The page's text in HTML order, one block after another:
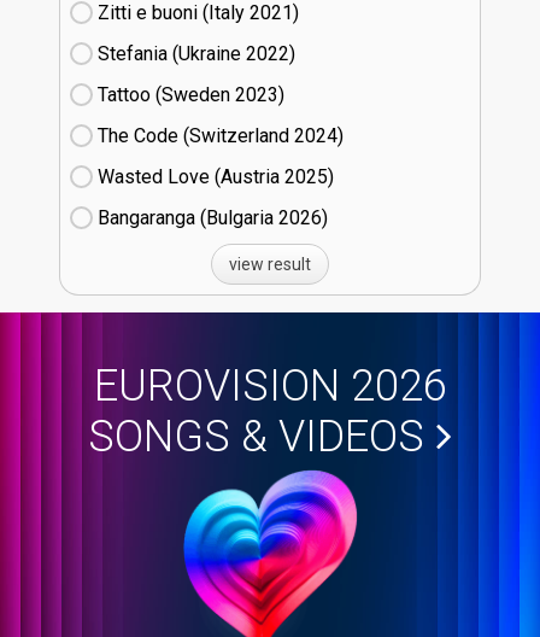
Zitti e buoni​ (Italy
21)
Stefania (Ukraine
22)
Tattoo (Sweden
23)
The Code (Switzerland
24)
Wasted Love (Austria
25)
Bangaranga (Bulgaria
26)
view result
EUROVISION 2026
SONGS & VIDEOS